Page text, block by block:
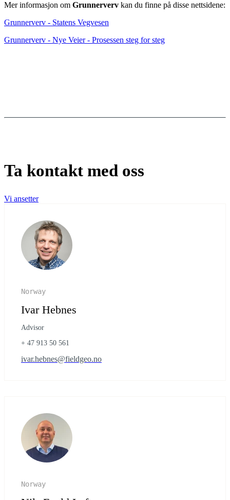
Mer informasjon om Grunnerverv kan du finne på disse nettsidene:
Grunnerverv - Statens Vegvesen
Grunnerverv - Nye Veier - Prosessen steg for steg
Ta kontakt med oss
Vi ansetter
Norway
Ivar Hebnes
Advisor
+ 47 913 50 561
ivar.hebnes@fieldgeo.no
Norway